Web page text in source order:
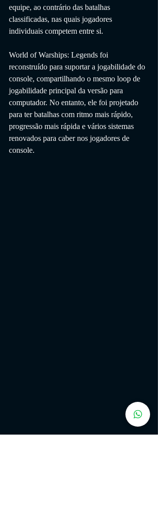
equipe, ao contrário das batalhas
classificadas, nas quais jogadores
individuais competem entre si.
World of Warships: Legends foi
reconstruído para suportar a jogabilidade do
console, compartilhando o mesmo loop de
jogabilidade principal da versão para
computador. No entanto, ele foi projetado
para ter batalhas com ritmo mais rápido,
progressão mais rápida e vários sistemas
renovados para caber nos jogadores de
console.